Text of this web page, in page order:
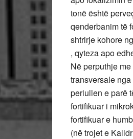
tonë është
qenderbanim të
shtrirje kohore
, qyteza apo
Në perputhje
transversale
periullen e parë
fortifikuar i
fortifikuar e
(në trojet e